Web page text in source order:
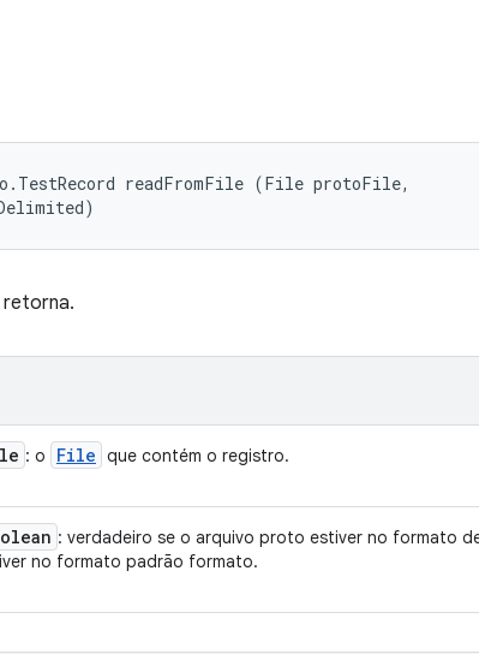
readFromFile (File protoFile,
retorna.
: o File que contém o registro.
: verdadeiro se o arquivo proto estiver no formato
no formato padrão formato.